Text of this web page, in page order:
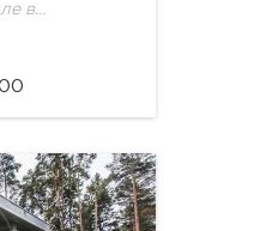
в
высажены